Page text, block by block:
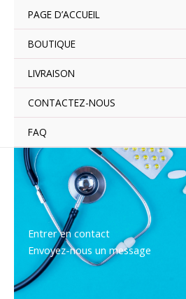
contenu
PAGE D’ACCUEIL
BOUTIQUE
LIVRAISON
CONTACTEZ-NOUS
FAQ
Entrer en contact
Envoyez-nous un message